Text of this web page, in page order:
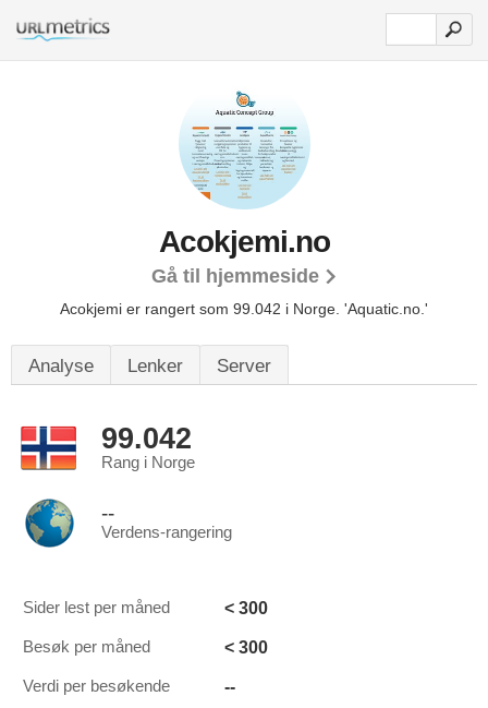
Acokjemi.no
Gå til hjemmeside
Acokjemi er rangert som 99.042 i Norge. 'Aquatic.no.'
Analyse Lenker Server
99.042
Rang i Norge
--
Verdens-rangering
Sider lest per måned < 300
Besøk per måned < 300
Verdi per besøkende --